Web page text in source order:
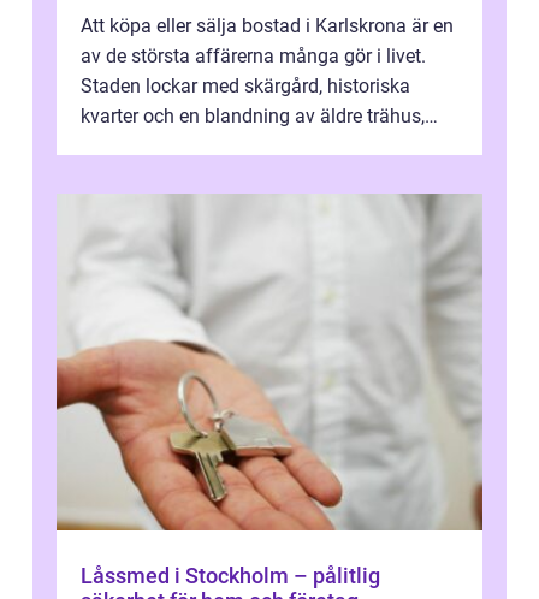
Att köpa eller sälja bostad i Karlskrona är en
av de största affärerna många gör i livet.
Staden lockar med skärgård, historiska
kvarter och en blandning av äldre trähus,
Låssmed i Stockholm – pålitlig